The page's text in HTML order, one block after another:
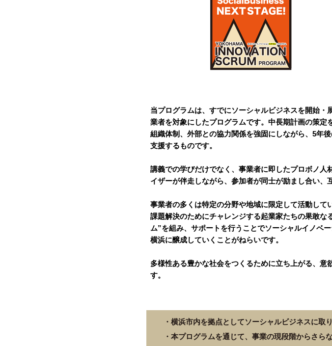
当プログラムは、すでにソーシャルビジネスを開始
業者を対象にしたプログラムです。中長期計画の策
組織体制、外部との協力関係を強固にしながら、5年
支援するものです。
講義での学びだけでなく、事業者に即したプロボノ
イザーが伴走しながら、参加者が同士が励まし合い、
事業者の多くは特定の分野や地域に限定して活動して
課題解決のためにチャレンジする起業家たちの果敢
ム”を組み、サポートを行うことでソーシャルイノベ
横浜に醸成していくことがねらいです。
多様性ある豊かな社会をつくるために立ち上がる、
す。
・横浜市内を拠点としてソーシャルビジネスに取
・本プログラムを通じて、事業の現段階からさら